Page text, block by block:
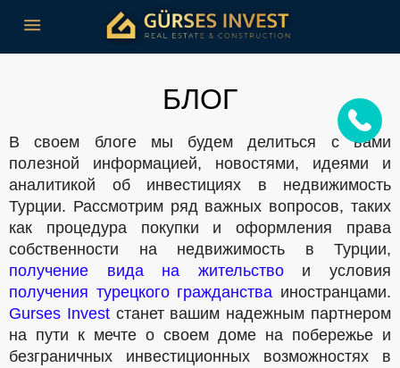
БЛОГ
В своем блоге мы будем делиться с вами
полезной информацией, новостями, идеями и
аналитикой об инвестициях в недвижимость
Турции. Рассмотрим ряд важных вопросов, таких
как процедура покупки и оформления права
собственности на недвижимость в Турции,
получение вида на жительство
и условия
получения турецкого гражданства иностранцами.
Gurses Invest станет вашим надежным партнером
на пути к мечте о своем доме на побережье и
безграничных инвестиционных возможностях в